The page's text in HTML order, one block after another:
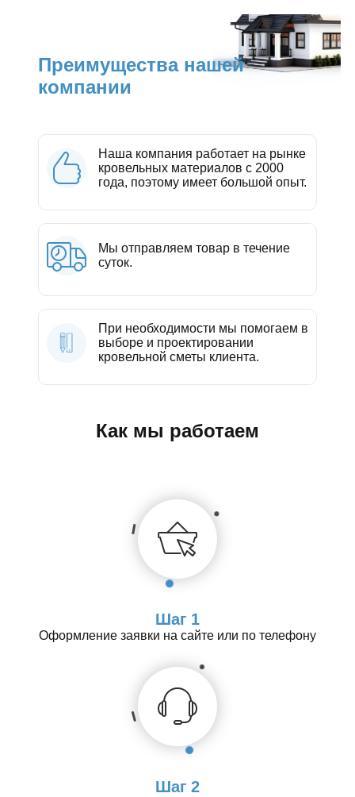
Преимущества нашей
компании
Наша компания работает на рынке
кровельных материалов с 2000
года, поэтому имеет большой опыт.
Мы отправляем товар в течение
суток.
При необходимости мы помогаем в
выборе и проектировании
кровельной сметы клиента.
Как мы работаем
Шаг 1
Оформление заявки на сайте или по телефону
Шаг 2